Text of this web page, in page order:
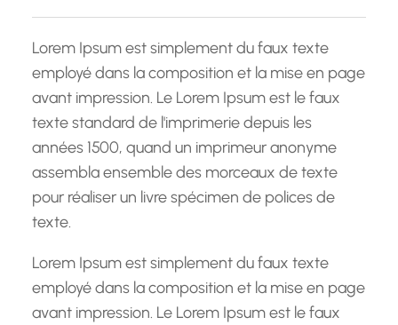
c
hLorem Ipsum est simplement du faux texte
employé dans la composition et la mise en page
avant impression. Le Lorem Ipsum est le faux
texte standard de l'imprimerie depuis les
années 1500, quand un imprimeur anonyme
assembla ensemble des morceaux de texte
pour réaliser un livre spécimen de polices de
texte.
Lorem Ipsum est simplement du faux texte
employé dans la composition et la mise en page
avant impression. Le Lorem Ipsum est le faux